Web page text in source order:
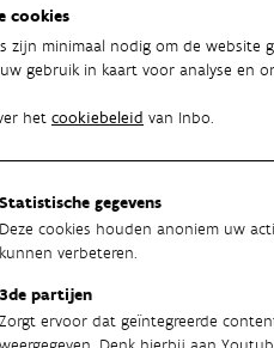
cookies
zijn minimaal nodig om de website
gebruik in kaart voor analyse en
het cookiebeleid van Inbo.
Statistische gegevens
Deze cookies houden anoniem uw
kunnen verbeteren.
3de partijen
Zorgt ervoor dat geïntegreerde
de kalender voor 2024